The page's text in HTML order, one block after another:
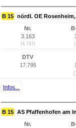
B 15 nördl. OE
Nr.
3.163
(4.747)
DTV
17.795
Infos...
B 15 AS Pfaffenhofen am
Nr.